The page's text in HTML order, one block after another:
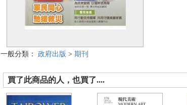
一般分類： 政府出版 > 期刊
買了此商品的人，也買了....